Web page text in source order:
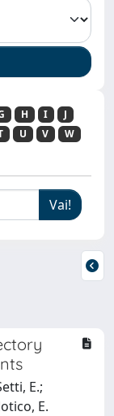
H I
J
U V
W
E.;
E.